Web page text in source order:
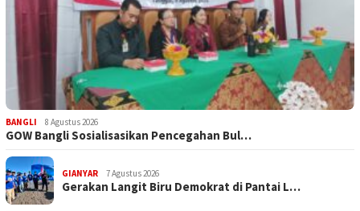
BANGLI 8 Agustus 2026
GOW Bangli Sosialisasikan Pencegahan Bul…
GIANYAR 7 Agustus 2026
Gerakan Langit Biru Demokrat di Pantai L…